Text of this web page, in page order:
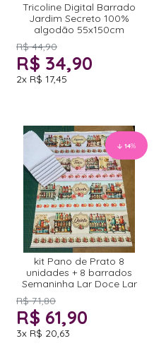
Tricoline Digital Barrado
Jardim Secreto 100%
algodão 55x150cm
R$ 44,90
R$ 34,90
2x R$ 17,45
14%
kit Pano de Prato 8
unidades + 8 barrados
Semaninha Lar Doce Lar
R$ 71,80
R$ 61,90
3x R$ 20,63